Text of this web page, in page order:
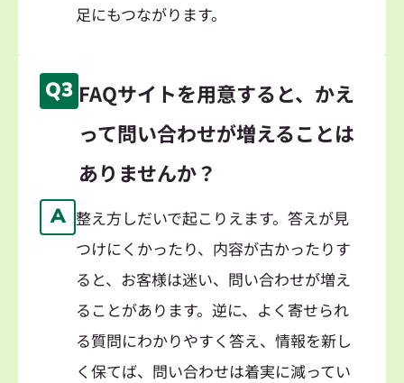
足にもつながります。
Q3 FAQサイトを用意すると、かえ
って問い合わせが増えることは
ありませんか？
A 整え方しだいで起こりえます。答えが見
つけにくかったり、内容が古かったりす
ると、お客様は迷い、問い合わせが増え
ることがあります。逆に、よく寄せられ
る質問にわかりやすく答え、情報を新し
く保てば、問い合わせは着実に減ってい